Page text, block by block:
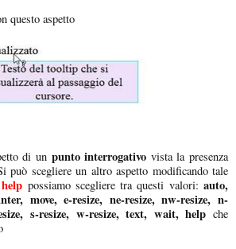
questo aspetto
di un punto interrogativo vista la presenza
scegliere un altro aspetto modificando tale
possiamo scegliere tra questi valori:auto,
move, e-resize, ne-resize, nw-resize, n-
s-resize, w-resize, text, wait, help che